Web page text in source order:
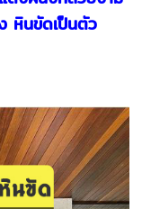
หินขัดเป็นตัว